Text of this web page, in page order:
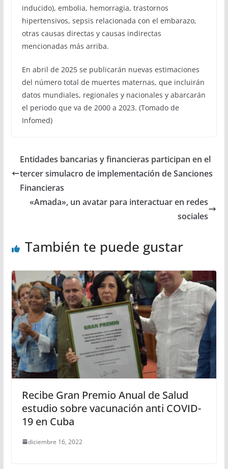
inducido), embolia, hemorragia, trastornos
hipertensivos, sepsis relacionada con el embarazo,
otras causas directas y causas indirectas
mencionadas más arriba.
En abril de 2025 se publicarán nuevas estimaciones
del número total de muertes maternas, que incluirán
datos mundiales, regionales y nacionales y abarcarán
el periodo que va de 2000 a 2023. (Tomado de
Infomed)
Entidades bancarias y financieras participan en el
tercer simulacro de implementación de Sanciones
Financieras
«Amada», un avatar para interactuar en redes
sociales
También te puede gustar
Recibe Gran Premio Anual de Salud
estudio sobre vacunación anti COVID-
19 en Cuba
diciembre 16, 2022